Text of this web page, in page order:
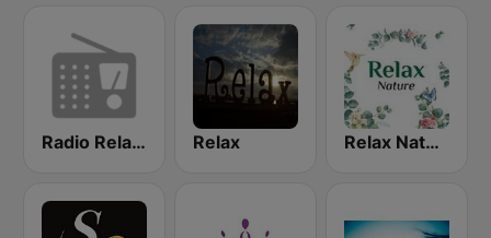
Radio Relax Instrumental Relax Relax Nature